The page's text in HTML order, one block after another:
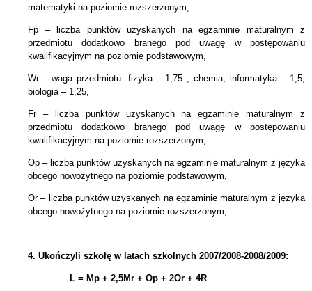
matematyki na poziomie rozszerzonym,
Fp – liczba punktów uzyskanych na egzaminie maturalnym z
przedmiotu dodatkowo branego pod uwagę w postępowaniu
kwalifikacyjnym na poziomie podstawowym,
Wr – waga przedmiotu: fizyka – 1,75 , chemia, informatyka – 1,5,
biologia – 1,25,
Fr – liczba punktów uzyskanych na egzaminie maturalnym z
przedmiotu dodatkowo branego pod uwagę w postępowaniu
kwalifikacyjnym na poziomie rozszerzonym,
Op – liczba punktów uzyskanych na egzaminie maturalnym z języka
obcego nowożytnego na poziomie podstawowym,
Or – liczba punktów uzyskanych na egzaminie maturalnym z języka
obcego nowożytnego na poziomie rozszerzonym,
4. Ukończyli szkołę w latach szkolnych 2007/2008-2008/2009:
L = Mp + 2,5Mr + Op + 2Or + 4R